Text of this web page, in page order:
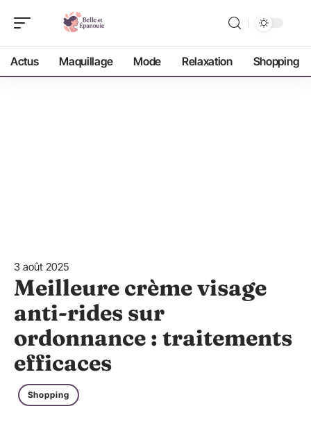
Actus Maquillage Mode Relaxation Shopping
3 août 2025
Meilleure crème visage
anti-rides sur
ordonnance : traitements
efficaces
Shopping